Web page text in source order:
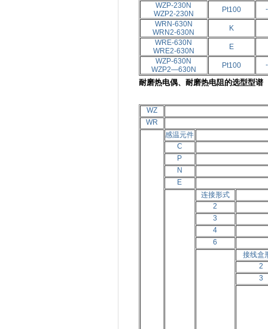
WZP-230N
WZP2-230N Pt100
WRN-630N
WRN2-630N
K
WRE-630N
WRE2-630N
E
WZP-630N
WZP2—630N Pt100
耐磨热电偶、耐磨热电阻的选型型谱
WZ
WR
感温元件
C
P
N
E
连接形式
2
3
4
6
接线盒
2
3